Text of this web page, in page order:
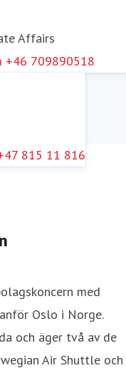
Affairs
+46 709890518
815 11 816
med
Oslo i Norge.
och äger två av de
Air Shuttle och